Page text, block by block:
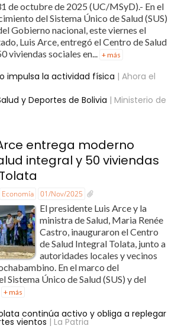
de octubre de 2025 (UC/MSyD).- En el
del Sistema Único de Salud (SUS)
Gobierno nacional, este viernes el
Luis Arce, entregó el Centro de Salud
viviendas sociales en... + más
impulsa la actividad física | Ahora el
y Deportes de Bolivia | Ministerio de
entrega moderno
integral y 50 viviendas
Economía 01/Nov/2025
El presidente Luis Arce y la
ministra de Salud, Maria Renée
Castro, inauguraron el Centro
de Salud Integral Tolata, junto a
autoridades locales y vecinos
En el marco del
Único de Salud (SUS) y del
+ más
continúa activo y obliga a replegar
vientos | La Patria